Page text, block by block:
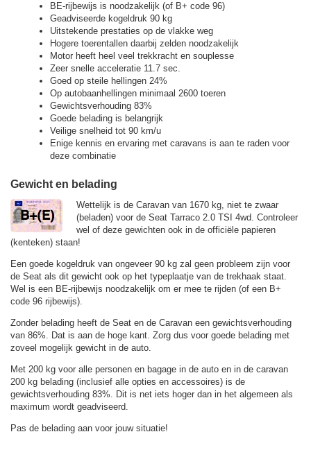
BE-rijbewijs is noodzakelijk (of B+ code 96)
Geadviseerde kogeldruk 90 kg
Uitstekende prestaties op de vlakke weg
Hogere toerentallen daarbij zelden noodzakelijk
Motor heeft heel veel trekkracht en souplesse
Zeer snelle acceleratie 11.7 sec.
Goed op steile hellingen 24%
Op autobaanhellingen minimaal 2600 toeren
Gewichtsverhouding 83%
Goede belading is belangrijk
Veilige snelheid tot 90 km/u
Enige kennis en ervaring met caravans is aan te raden voor
deze combinatie
Gewicht en belading
Wettelijk is de Caravan van 1670 kg, niet te zwaar
(beladen) voor de Seat Tarraco 2.0 TSI 4wd. Controleer
wel of deze gewichten ook in de officiële papieren
(kenteken) staan!
Een goede kogeldruk van ongeveer 90 kg zal geen probleem zijn voor
de Seat als dit gewicht ook op het typeplaatje van de trekhaak staat.
Wel is een BE-rijbewijs noodzakelijk om er mee te rijden (of een B+
code 96 rijbewijs).
Zonder belading heeft de Seat en de Caravan een gewichtsverhouding
van 86%. Dat is aan de hoge kant. Zorg dus voor goede belading met
zoveel mogelijk gewicht in de auto.
Met 200 kg voor alle personen en bagage in de auto en in de caravan
200 kg belading (inclusief alle opties en accessoires) is de
gewichtsverhouding 83%. Dit is net iets hoger dan in het algemeen als
maximum wordt geadviseerd.
Pas de belading aan voor jouw situatie!